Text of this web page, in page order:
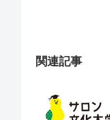
関連記事